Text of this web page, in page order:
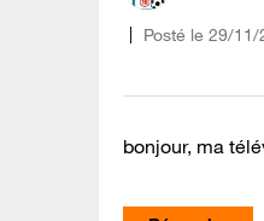
Posté le ‎29/11/
bonjour, ma